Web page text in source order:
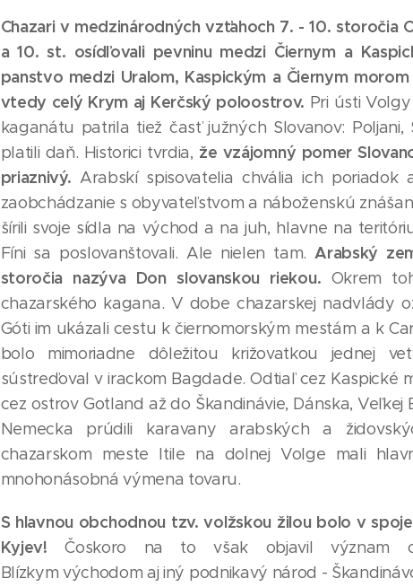
Chazari v medzinárodných vzťahoch 7. - 10. storočia
a 10. st. osídľovali pevninu medzi Čiernym a
panstvo medzi Uralom, Kaspickým a Čiernym
vtedy celý Krym aj Kerčský poloostrov. Pri ústi
kaganátu patrila tiež časť južných Slovanov: Poljani,
platili daň. Historici tvrdia, že vzájomný pomer
priaznivý. Arabskí spisovatelia chvália ich
zaobchádzanie s obyvateľstvom a náboženskú
šírili svoje sídla na východ a na juh, hlavne na
Fíni sa poslovanštovali. Ale nielen tam.Arabský
storočia nazýva Don slovanskou riekou. Okrem
chazarského kagana. V dobe chazarskej nadvlády
Góti im ukázali cestu k čiernomorským mestám a k
bolo mimoriadne dôležitou križovatkou jednej
sústreďoval v irackom Bagdade. Odtiaľ cez Kaspické
cez ostrov Gotland až do Škandinávie, Dánska,
Nemecka prúdili karavany arabských a
chazarskom meste Itile na dolnej Volge mali
mnohonásobná výmena tovaru.
S hlavnou obchodnou tzv. volžskou žilou bolo v
Kyjev! Čoskoro na to však objavil význam
Blízkym východom aj iný podnikavý národ -